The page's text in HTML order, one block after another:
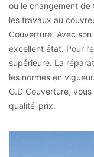
ou le changement de
les travaux au
Couverture. Avec
excellent état. Pour
supérieure. La
les normes en
G.D Couverture,
qualité-prix.